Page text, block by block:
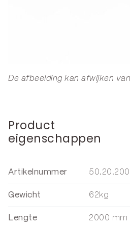
De afbeelding kan afwijken
Product
eigenschappen
Artikelnummer
Gewicht 62kg
Lengte 2000 mm